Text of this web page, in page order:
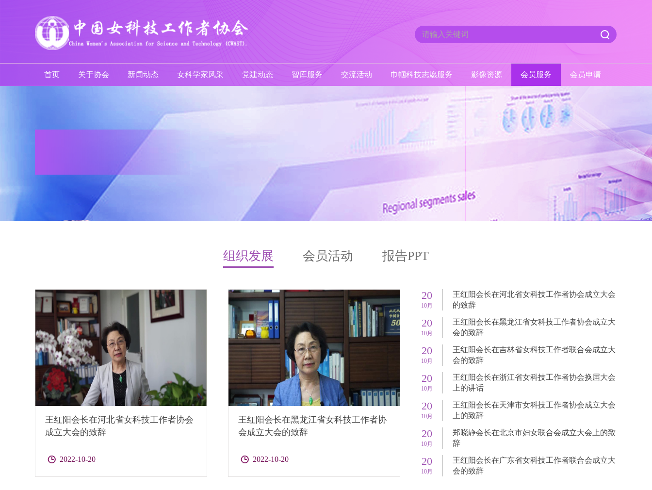
首页 关于协会 新闻动态 女科学家风采 党建动态 智库服务 交流活动 巾帼科技志愿服务 影像资源 会员服务 会员申请
会员服务
组织发展 会员活动 报告PPT
王红阳​会长在河北省女科技工作者协会
成立大会的致辞
2022-10-20
王红阳会长在黑龙江省​女科技工作者协
会成立大会的致辞
2022-10-20
20
10月
王红阳​会长在河北省女科技工作者协会成立大会
的致辞
20
10月
王红阳会长在黑龙江省​女科技工作者协会成立大
会的致辞
20
10月
​王红阳会长在吉林省女科技工作者联合会成立大
会的致辞
20
10月
​王红阳会长在浙江省女科技工作者协会换届大会
上的讲话
20
10月
​王红阳会长在天津市女科技工作者协会成立大会
上的致辞
20
10月
郑晓静会长在北京市妇女联合会成立大会上的致
辞​
20
10月
王红阳​会长在广东省女科技工作者联合会成立大
会的致辞